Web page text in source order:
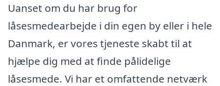
Uanset om du har brug for
låsesmedearbejde i din egen by eller i hele
Danmark, er vores tjeneste skabt til at
hjælpe dig med at finde pålidelige
låsesmede. Vi har et omfattende netværk